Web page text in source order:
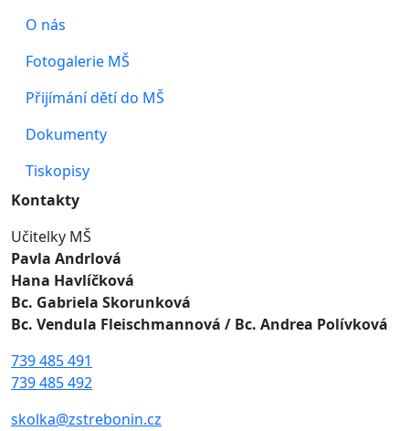
O nás
Fotogalerie MŠ
Přijímání dětí do MŠ
Dokumenty
Tiskopisy
Kontakty
Učitelky MŠ
Pavla Andrlová
Hana Havlíčková
Bc. Gabriela Skorunková
Bc. Vendula Fleischmannová / Bc. Andrea Polívková
739 485 491
739 485 492
skolka@zstrebonin.cz